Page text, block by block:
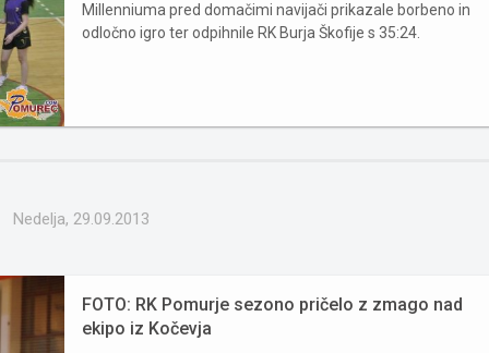
Millenniuma pred domačimi navijači prikazale borbeno in
odločno igro ter odpihnile RK Burja Škofije s 35:24.
Nedelja, 29.09.2013
FOTO: RK Pomurje sezono pričelo z zmago nad
ekipo iz Kočevja